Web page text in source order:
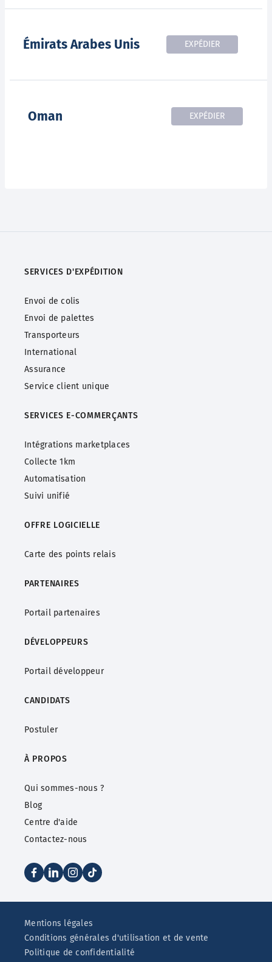
Émirats Arabes Unis EXPÉDIER
Oman EXPÉDIER
SERVICES D'EXPÉDITION
Envoi de colis
Envoi de palettes
Transporteurs
International
Assurance
Service client unique
SERVICES E-COMMERÇANTS
Intégrations marketplaces
Collecte 1km
Automatisation
Suivi unifié
OFFRE LOGICIELLE
Carte des points relais
PARTENAIRES
Portail partenaires
DÉVELOPPEURS
Portail développeur
CANDIDATS
Postuler
À PROPOS
Qui sommes-nous ?
Blog
Centre d'aide
Contactez-nous
Mentions légales
Conditions générales d'utilisation et de vente
Politique de confidentialité